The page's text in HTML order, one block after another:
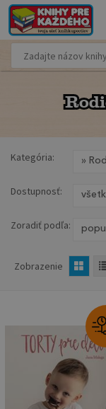
Kategória:
Dostupnosť:
Zoradiť podľa:
Zobrazenie